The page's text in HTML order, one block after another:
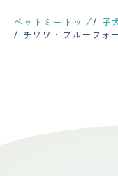
りすぎて、ホーム
とが多くなりました。 そんなある日、預りをし
場合などは、警戒心
評】 成犬になって
に春と秋の季節の
に掃除をしなけれ
と、ツンデレ具合
す。皮脂が多くな
います。おしりと
えます。全身を使
が、「ダメ」と言
くれます。キンキ
まりしていなかっ
呼び戻しとお座り
うちの子は予想以
ちゃり目なことに
少しずつ色々試している状況
ペットミートップ 子
チワワ・ブルーフォ